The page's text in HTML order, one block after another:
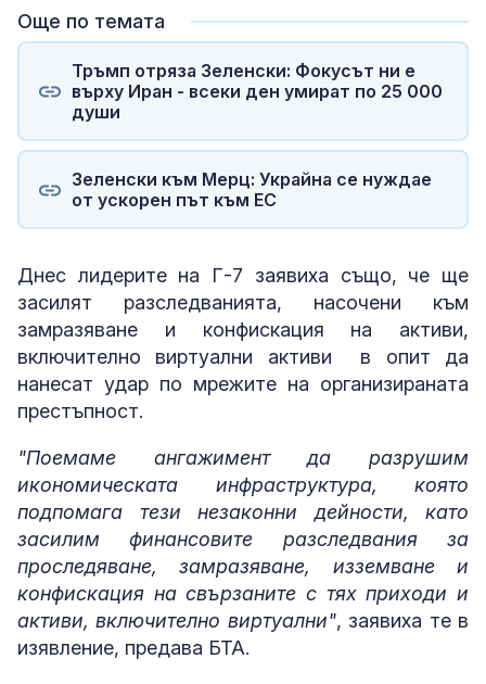
Още по темата
Тръмп отряза Зеленски: Фокусът ни е
върху Иран - всеки ден умират по 25 000
души
Зеленски към Мерц: Украйна се нуждае
от ускорен път към ЕС
Днес лидерите на Г-7 заявиха също, че ще
засилят разследванията, насочени към
замразяване и конфискация на активи,
включително виртуални активи в опит да
нанесат удар по мрежите на организираната
престъпност.
"Поемаме ангажимент да разрушим
икономическата инфраструктура, която
подпомага тези незаконни дейности, като
засилим финансовите разследвания за
проследяване, замразяване, изземване и
конфискация на свързаните с тях приходи и
активи, включително виртуални", заявиха те в
изявление, предава БТА.